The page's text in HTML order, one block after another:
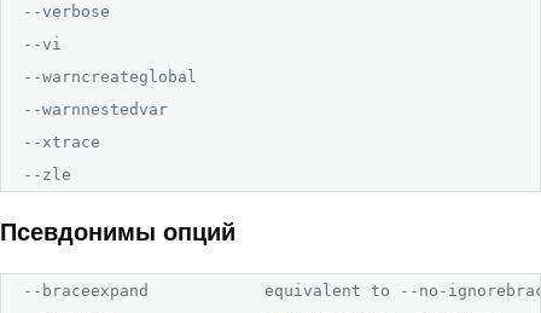
--verbose
--vi
--warncreateglobal
--warnnestedvar
--xtrace
--zle
Псевдонимы опций
--braceexpand            equivalent to --no-